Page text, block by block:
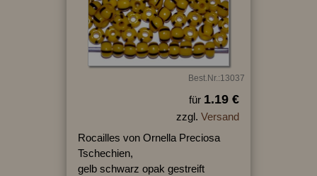
Best.Nr.:13037
für 1.19 €
zzgl. Versand
Rocailles von Ornella Preciosa
Tschechien,
gelb schwarz opak gestreift